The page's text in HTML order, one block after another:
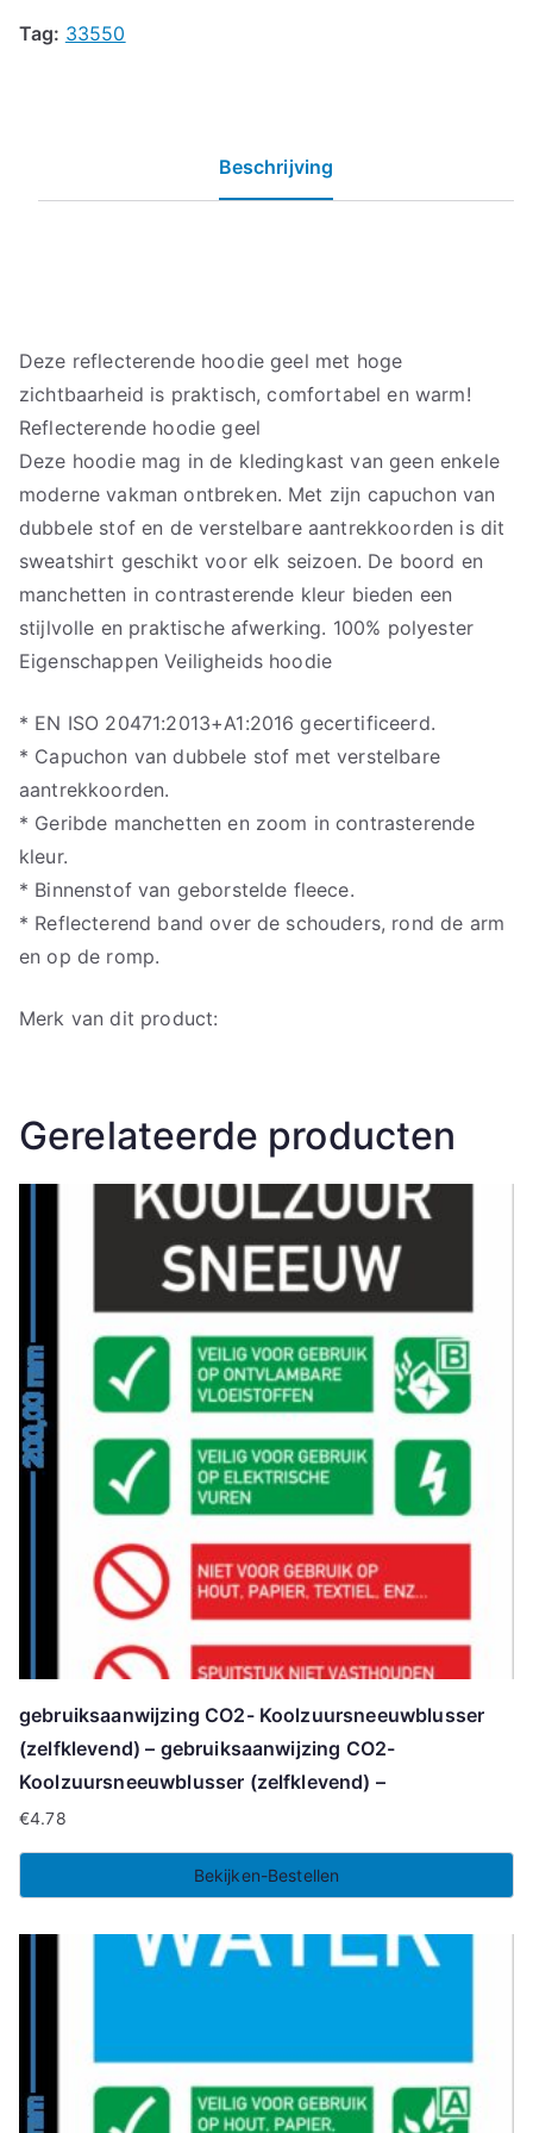
Tag: 33550
Beschrijving
Deze reflecterende hoodie geel met hoge
zichtbaarheid is praktisch, comfortabel en warm!
Reflecterende hoodie geel
Deze hoodie mag in de kledingkast van geen enkele
moderne vakman ontbreken. Met zijn capuchon van
dubbele stof en de verstelbare aantrekkoorden is dit
sweatshirt geschikt voor elk seizoen. De boord en
manchetten in contrasterende kleur bieden een
stijlvolle en praktische afwerking. 100% polyester
Eigenschappen Veiligheids hoodie
* EN ISO 20471:2013+A1:2016 gecertificeerd.
* Capuchon van dubbele stof met verstelbare
aantrekkoorden.
* Geribde manchetten en zoom in contrasterende
kleur.
* Binnenstof van geborstelde fleece.
* Reflecterend band over de schouders, rond de arm
en op de romp.
Merk van dit product:
Gerelateerde producten
gebruiksaanwijzing CO2- Koolzuursneeuwblusser
(zelfklevend) – gebruiksaanwijzing CO2-
Koolzuursneeuwblusser (zelfklevend) –
€4.78
Bekijken-Bestellen